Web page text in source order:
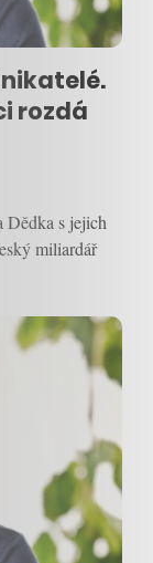
rozdá
s jejich
miliardář